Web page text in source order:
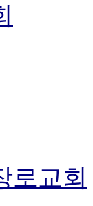
로교회